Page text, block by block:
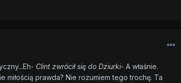
Clint zwrócił się do Dziurki- A właśnie.
miłością prawda? Nie rozumiem tego trochę. Ta